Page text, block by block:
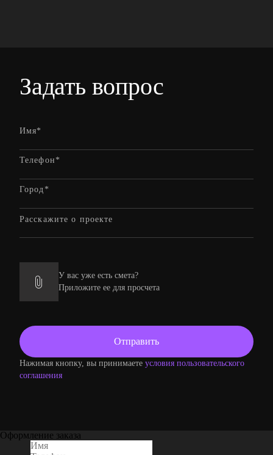
Задать вопрос
У вас уже есть смета?
Приложите ее для просчета
Нажимая кнопку, вы принимаете условия пользовательского
соглашения
Оформление заказа